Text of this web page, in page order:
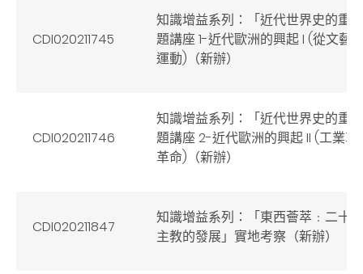
CDI020211745
知識增益系列：「近代世界史的重
題講座 1-近代歐洲的興起 I (從文藝
運動)（新辦）
CDI020211746
知識增益系列：「近代世界史的重
題講座 2-近代歐洲的興起 II (工業革
革命)（新辦）
CDI020211847
知識增益系列：「東西薈萃﹕二十
主教的發展」實地考察（新辦）